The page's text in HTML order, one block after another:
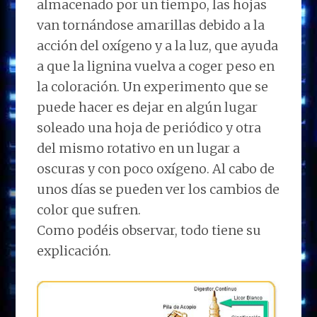
almacenado por un tiempo, las hojas
van tornándose amarillas debido a la
acción del oxígeno y a la luz, que ayuda
a que la lignina vuelva a coger peso en
la coloración. Un experimento que se
puede hacer es dejar en algún lugar
soleado una hoja de periódico y otra
del mismo rotativo en un lugar a
oscuras y con poco oxígeno. Al cabo de
unos días se pueden ver los cambios de
color que sufren.
Como podéis observar, todo tiene su
explicación.